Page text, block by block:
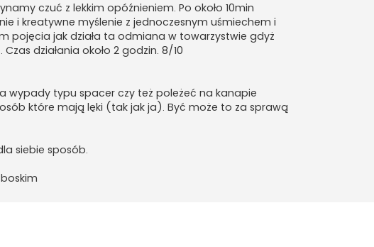
czuć z lekkim opóźnieniem. Po około 10min
i kreatywne myślenie z jednoczesnym uśmiechem i
pojęcia jak działa ta odmiana w towarzystwie gdyż
działania około 2 godzin. 8/10
wypady typu spacer czy też poleżeć na kanapie
które mają lęki (tak jak ja). Być może to za sprawą
siebie sposób.